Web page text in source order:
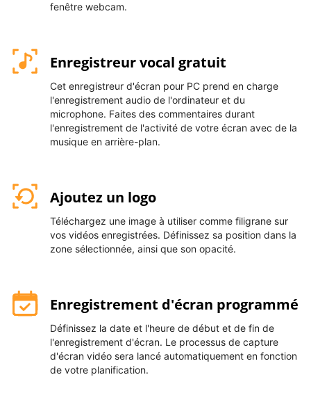
fenêtre webcam.
Enregistreur vocal gratuit
Cet enregistreur d'écran pour PC prend en charge
l'enregistrement audio de l'ordinateur et du
microphone. Faites des commentaires durant
l'enregistrement de l'activité de votre écran avec de la
musique en arrière-plan.
Ajoutez un logo
Téléchargez une image à utiliser comme filigrane sur
vos vidéos enregistrées. Définissez sa position dans la
zone sélectionnée, ainsi que son opacité.
Enregistrement d'écran programmé
Définissez la date et l'heure de début et de fin de
l'enregistrement d'écran. Le processus de capture
d'écran vidéo sera lancé automatiquement en fonction
de votre planification.